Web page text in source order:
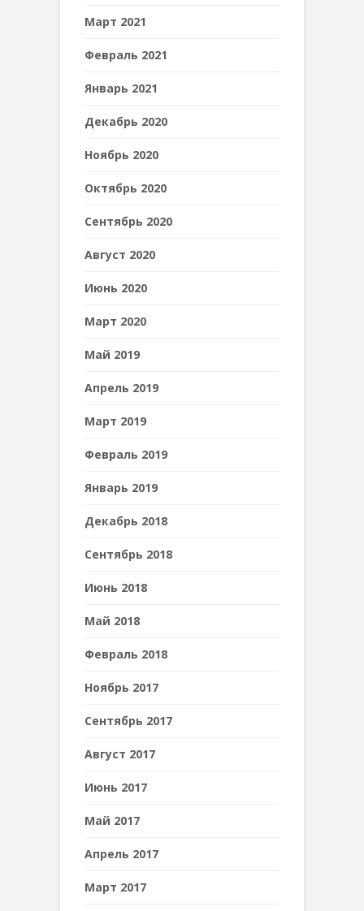
Март 2021
Февраль 2021
Январь 2021
Декабрь 2020
Ноябрь 2020
Октябрь 2020
Сентябрь 2020
Август 2020
Июнь 2020
Март 2020
Май 2019
Апрель 2019
Март 2019
Февраль 2019
Январь 2019
Декабрь 2018
Сентябрь 2018
Июнь 2018
Май 2018
Февраль 2018
Ноябрь 2017
Сентябрь 2017
Август 2017
Июнь 2017
Май 2017
Апрель 2017
Март 2017